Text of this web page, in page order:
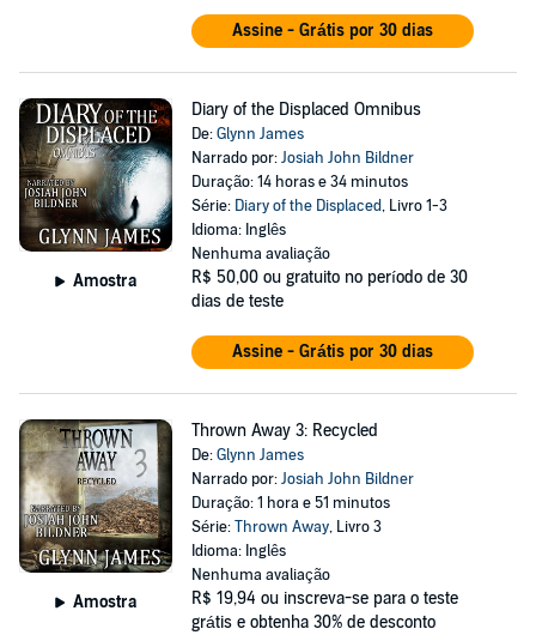
Assine - Grátis por 30 dias
Amostra
Diary of the Displaced Omnibus
De:Glynn James
Narrado por:Josiah John Bildner
Duração: 14 horas e 34 minutos
Série: Diary of the Displaced, Livro 1-3
Idioma: Inglês
Nenhuma avaliação
R$ 50,00 ou gratuito no período de 30
dias de teste
Assine - Grátis por 30 dias
Amostra
Thrown Away 3: Recycled
De:Glynn James
Narrado por:Josiah John Bildner
Duração: 1 hora e 51 minutos
Série:Thrown Away, Livro 3
Idioma: Inglês
Nenhuma avaliação
R$ 19,94 ou inscreva-se para o teste
grátis e obtenha 30% de desconto